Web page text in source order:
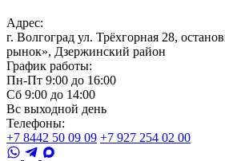
Адрес:
г. Волгоград ул. Трёхгорная 28,
рынок», Дзержинский район
График работы:
Пн-Пт 9:00 до 16:00
Сб 9:00 до 14:00
Вс выходной день
Телефоны:
+7 8442 50 09 09 +7 927 254 02 00